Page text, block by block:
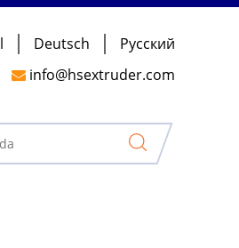
Deutsch Pусский
 info@hsextruder.com
rentable que